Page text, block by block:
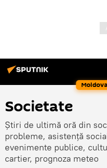
Societate
Știri de ultimă oră din
probleme, asistență
evenimente publice,
cartier, prognoza meteo